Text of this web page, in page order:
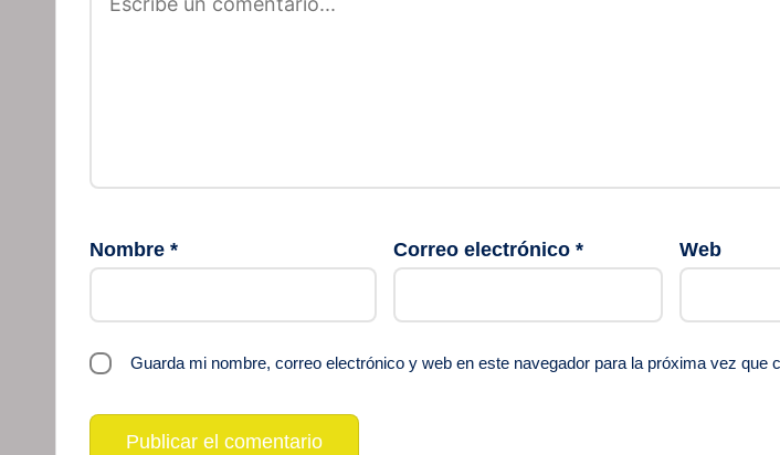
Nombre * Correo electrónico * Web
Guarda mi nombre, correo electrónico y web en este navegador para la próxima vez que